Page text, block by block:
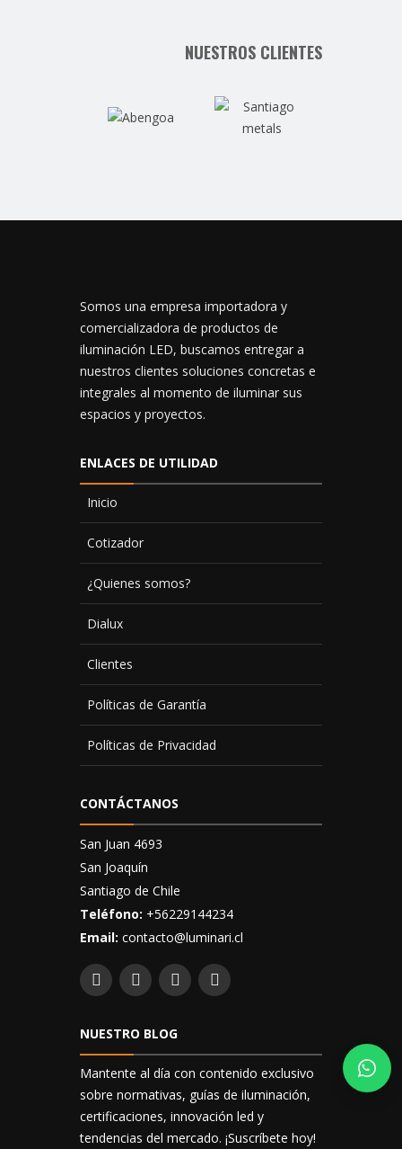
NUESTROS CLIENTES
Somos una empresa importadora y
comercializadora de productos de
iluminación LED, buscamos entregar a
nuestros clientes soluciones concretas e
integrales al momento de iluminar sus
espacios y proyectos.
ENLACES DE UTILIDAD
Inicio
Cotizador
¿Quienes somos?
Dialux
Clientes
Políticas de Garantía
Políticas de Privacidad
CONTÁCTANOS
San Juan 4693
San Joaquín
Santiago de Chile
Teléfono: +56229144234
Email: contacto@luminari.cl
NUESTRO BLOG
Mantente al día con contenido exclusivo
sobre normativas, guías de iluminación,
certificaciones, innovación led y
tendencias del mercado. ¡Suscríbete hoy!